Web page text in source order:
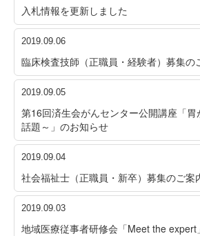
入札情報を更新しました
2019.09.06
臨床検査技師（正職員・経験者）募集の
2019.09.05
第16回済生会がんセンター公開講座「
話題～」のお知らせ
2019.09.04
社会福祉士（正職員・新卒）募集のご案
2019.09.03
地域医療従事者研修会「Meet the expert